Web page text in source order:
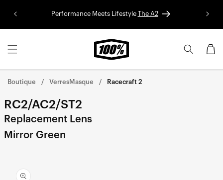
contenu
Performance Meets Lifestyle The A2
Panier
Boutique VerresMasque Racecraft 2
RC2/AC2/ST2
Replacement Lens
Mirror Green
informations